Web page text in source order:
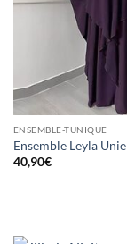
ENSEMBLE-TUNIQUE
Ensemble Leyla Unie
40,90€